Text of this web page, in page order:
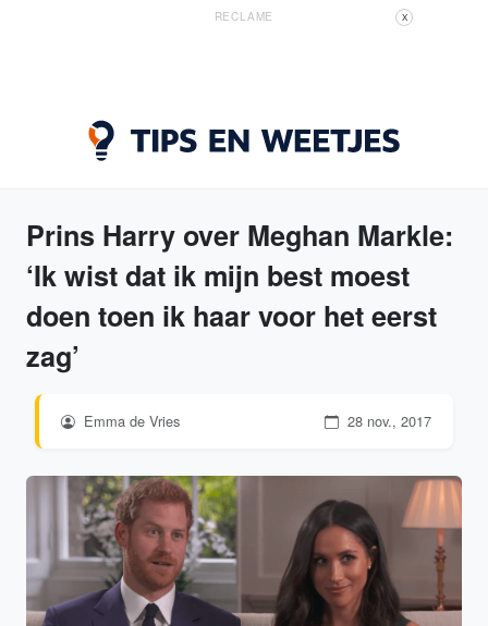
RECLAME X
Prins Harry over Meghan Markle:
‘Ik wist dat ik mijn best moest
doen toen ik haar voor het eerst
zag’
Emma de Vries 28 nov., 2017